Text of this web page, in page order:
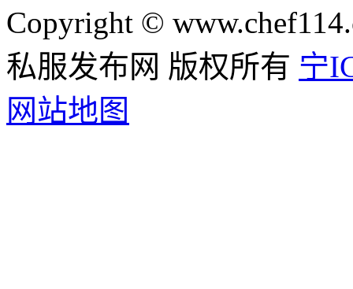
Copyright ©
私服发布网 版权所有 宁
网站地图